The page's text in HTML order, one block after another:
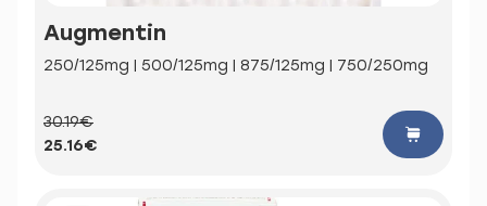
Augmentin
250/125mg | 500/125mg | 875/125mg | 750/250mg
30.19€
25.16€